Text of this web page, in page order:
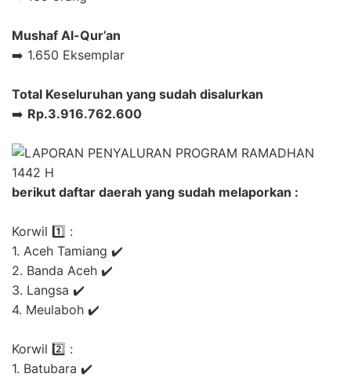
Mushaf Al-Qur’an
➡️ 1.650 Eksemplar
Total Keseluruhan yang sudah disalurkan
➡️ Rp.3.916.762.600
berikut daftar daerah yang sudah melaporkan :
Korwil 1️⃣ :
1. Aceh Tamiang ✔️
2. Banda Aceh ✔️
3. Langsa ✔️
4. Meulaboh ✔️
Korwil 2️⃣ :
1. Batubara ✔️